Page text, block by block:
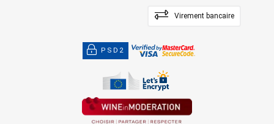
Virement bancaire
PSD2